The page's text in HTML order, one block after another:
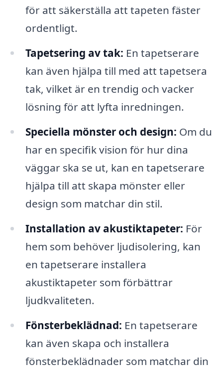
för att säkerställa att tapeten fäster
ordentligt.
Tapetsering av tak: En tapetserare
kan även hjälpa till med att tapetsera
tak, vilket är en trendig och vacker
lösning för att lyfta inredningen.
Speciella mönster och design: Om du
har en specifik vision för hur dina
väggar ska se ut, kan en tapetserare
hjälpa till att skapa mönster eller
design som matchar din stil.
Installation av akustiktapeter: För
hem som behöver ljudisolering, kan
en tapetserare installera
akustiktapeter som förbättrar
ljudkvaliteten.
Fönsterbeklädnad: En tapetserare
kan även skapa och installera
fönsterbeklädnader som matchar din